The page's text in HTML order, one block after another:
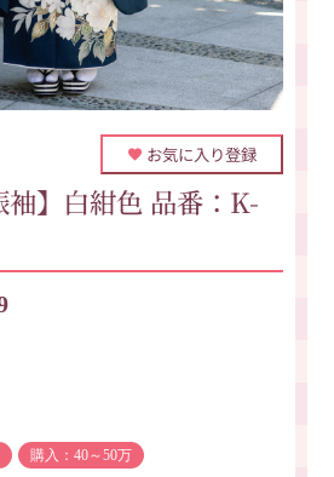
袖】白紺色 品番：K-
購入：40～50万
お気に入り登録